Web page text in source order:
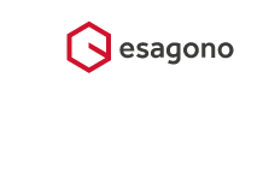
contenuto